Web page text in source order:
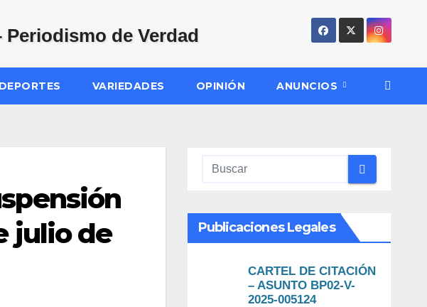
DEPORTES VARIEDADES OPINIÓN ANUNCIOS
julio de
Publicaciones Legales
CARTEL DE CITACIÓN
– ASUNTO BP02-V-
2025-005124